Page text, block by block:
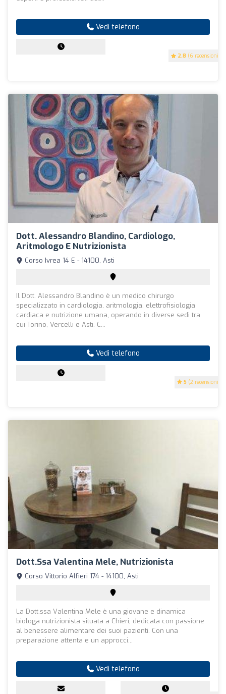
2.8 (6 recensioni)
Vedi telefono
Dott. Alessandro Blandino, Cardiologo,
Aritmologo E Nutrizionista
5 (2 recensioni)
Corso Ivrea 14 E - 14100, Asti
Il Dott. Alessandro Blandino è un medico chirurgo
specializzato in cardiologia, aritmologia, elettrofisiologia
cardiaca e nutrizione umana, operando in diverse sedi tra
cui Torino, Vercelli e Asti. C...
Vedi telefono
Dott.ssa Valentina Mele, Nutrizionista
Corso Vittorio Alfieri 174 - 14100, Asti
La Dott.ssa Valentina Mele è una giovane e dinamica
biologa nutrizionista situata a Chieri, dedicata con passione
al benessere alimentare dei suoi pazienti. Con una
preparazione attenta e un approcci...
Vedi telefono